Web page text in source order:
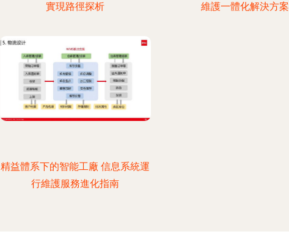
實現路徑探析
維護一體化解決方案
精益體系下的智能工廠 信息系統運
行維護服務進化指南